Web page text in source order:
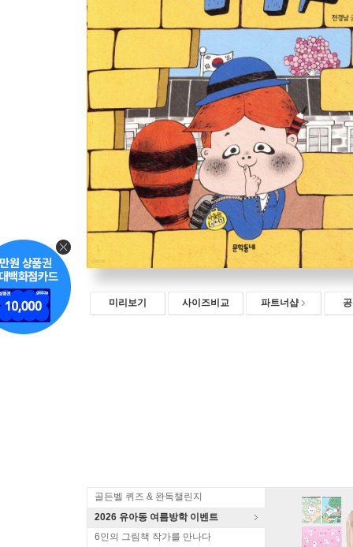
미리보기 사이즈비교 파트너샵
골든벨 퀴즈 & 완독챌린지
2026 유아동 여름방학 이벤트
6인의 그림책 작가를 만나다